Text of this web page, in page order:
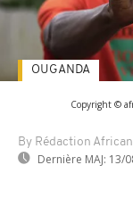
Copyright ©
By Rédaction
Dernière MAJ: 13/
OUGANDA